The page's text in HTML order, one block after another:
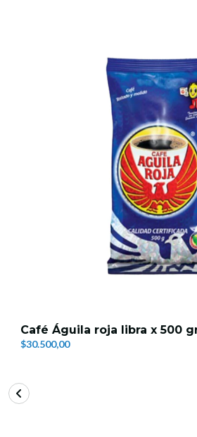
Café Águila roja libra x 500
$30.500,00